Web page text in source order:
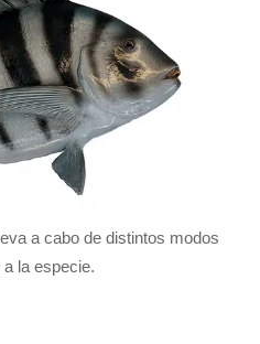
a cabo de distintos modos
la especie.